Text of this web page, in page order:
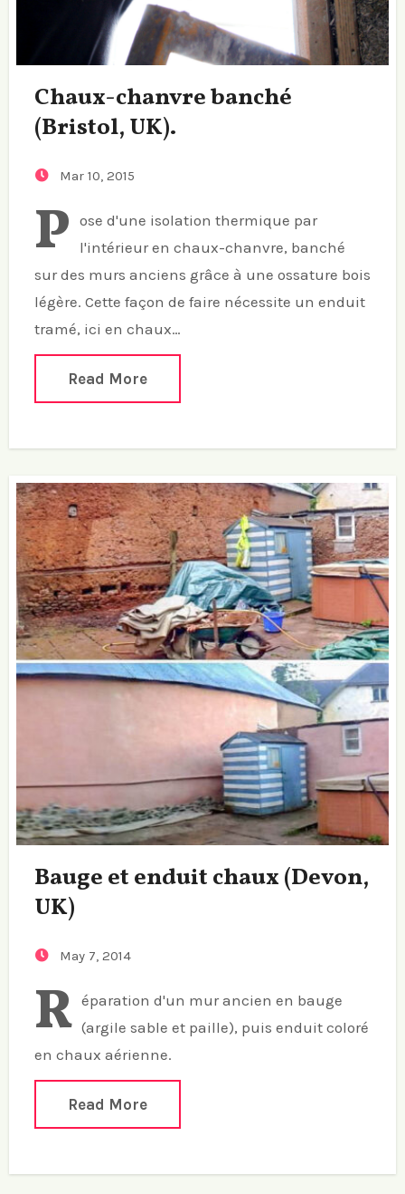
Chaux-chanvre banché
(Bristol, UK).
Mar 10, 2015
P ose d'une isolation thermique par
l'intérieur en chaux-chanvre, banché
sur des murs anciens grâce à une ossature bois
légère. Cette façon de faire nécessite un enduit
tramé, ici en chaux…
Read More
Bauge et enduit chaux (Devon,
UK)
May 7, 2014
R éparation d'un mur ancien en bauge
(argile sable et paille), puis enduit coloré
en chaux aérienne.
Read More